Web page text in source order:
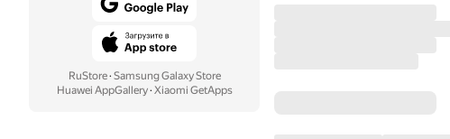
RuStore· Samsung Galaxy Store
Huawei AppGallery· Xiaomi GetApps